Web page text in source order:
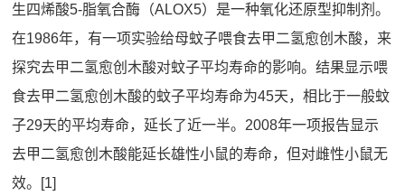
生四烯酸5-脂氧合酶（ALOX5）是一种氧化还原型抑制剂。
在1986年，有一项实验给母蚊子喂食去甲二氢愈创木酸，来
探究去甲二氢愈创木酸对蚊子平均寿命的影响。结果显示喂
食去甲二氢愈创木酸的蚊子平均寿命为45天，相比于一般蚊
子29天的平均寿命，延长了近一半。2008年一项报告显示
去甲二氢愈创木酸能延长雄性小鼠的寿命，但对雌性小鼠无
效。[1]